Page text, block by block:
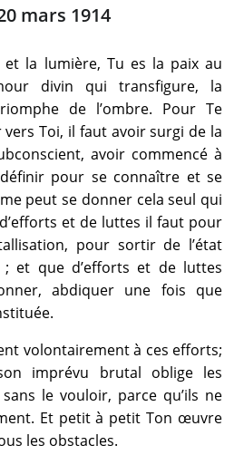
mars 1914
et la lumière, Tu es la paix au
divin qui transfigure, la
de l’ombre. Pour Te
Toi, il faut avoir surgi de la
avoir commencé à
pour se connaître et se
peut se donner cela seul qui
et de luttes il faut pour
pour sortir de l’état
et que d’efforts et de luttes
abdiquer une fois que
volontairement à ces efforts;
imprévu brutal oblige les
le vouloir, parce qu’ils ne
Et petit à petit Ton œuvre
les obstacles.